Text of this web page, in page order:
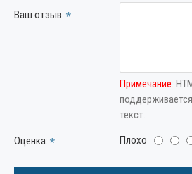
Ваш отзыв:
Примечание:
текст.
Оценка: Плохо